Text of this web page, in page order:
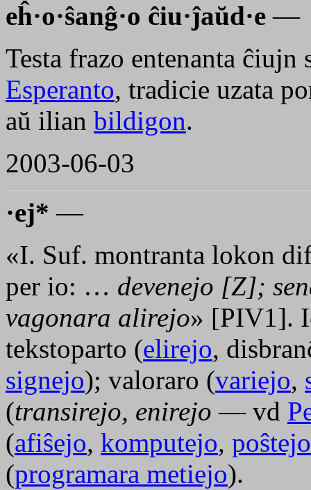
eĥ·o·ŝanĝ·o ĉiu·ĵaŭd·e —
Testa frazo entenanta
Esperanto, tradicie uzata
aŭ ilian bildigon.
2003-06-03
·ej* —
«I. Suf. montranta lokon
per io: … devenejo [Z];
vagonara alirejo» [PIV1].
tekstoparto (elirejo,
signejo); valoraro (variejo,
(transirejo, enirejo — vd
(afiŝejo, komputejo, poŝtejo
(programara metiejo).